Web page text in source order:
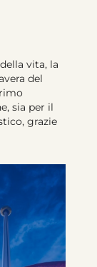
vita, la
del
sia per il
grazie